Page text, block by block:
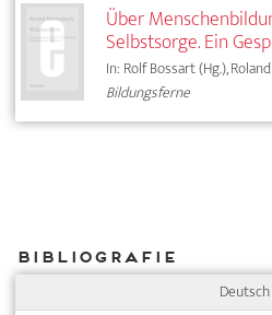
Über
Selbstsorge. Ein
In: Rolf Bossart (Hg.),
Bildungsferne
Bibliografie
Deutsch